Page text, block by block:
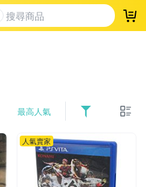
登
最高人氣
人氣賣家